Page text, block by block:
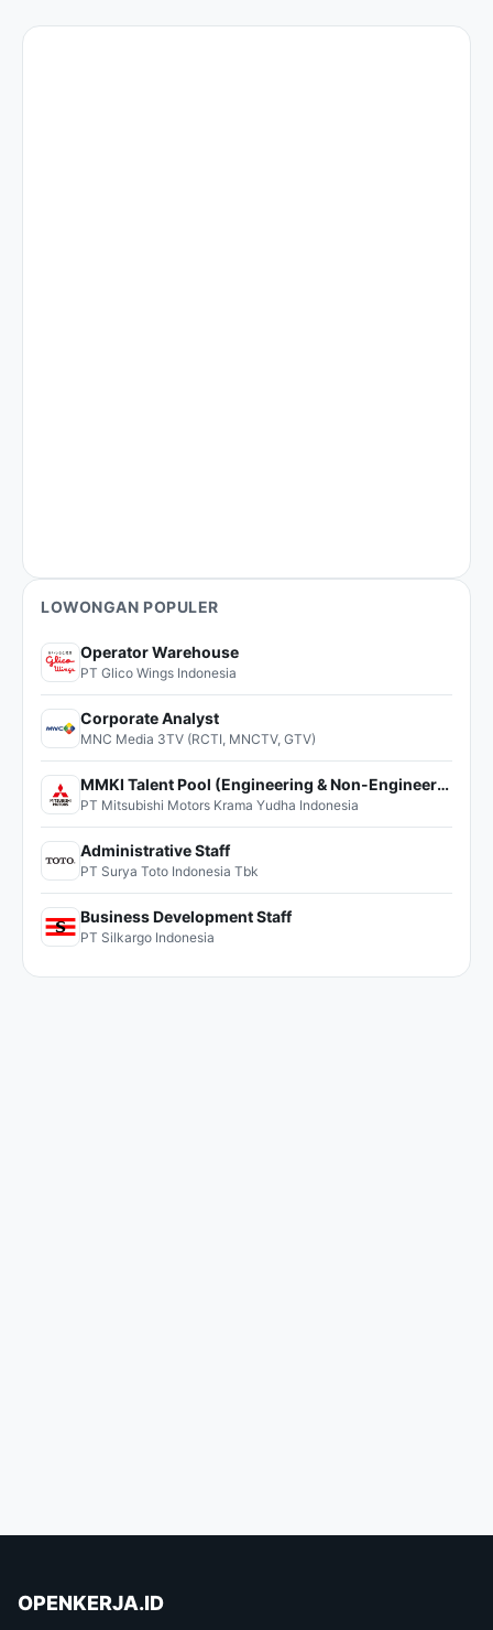
LOWONGAN POPULER
Operator Warehouse
PT Glico Wings Indonesia
Corporate Analyst
MNC Media 3TV (RCTI, MNCTV, GTV)
MMKI Talent Pool (Engineering & Non-Engineering)
PT Mitsubishi Motors Krama Yudha Indonesia
Administrative Staff
PT Surya Toto Indonesia Tbk
Business Development Staff
PT Silkargo Indonesia
OPENKERJA.ID